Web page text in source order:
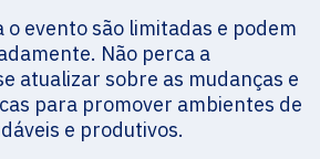
o evento são limitadas e podem
Não perca a
atualizar sobre as mudanças e
para promover ambientes de
e produtivos.